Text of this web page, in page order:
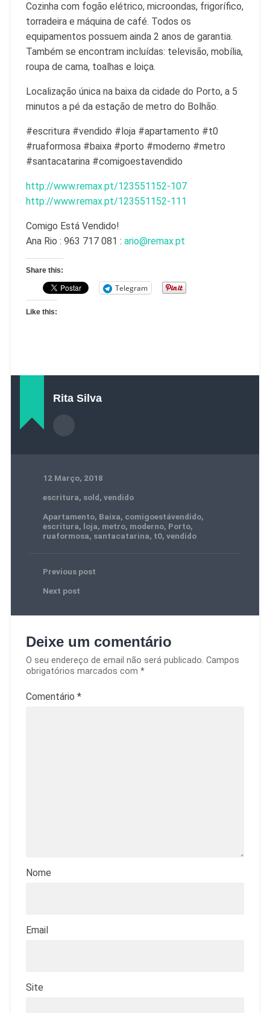
Cozinha com fogão elétrico, microondas, frigorífico,
torradeira e máquina de café. Todos os
equipamentos possuem ainda 2 anos de garantia.
Também se encontram incluídas: televisão, mobília,
roupa de cama, toalhas e loiça.
Localização única na baixa da cidade do Porto, a 5
minutos a pé da estação de metro do Bolhão.
#escritura #vendido #loja #apartamento #t0
#ruaformosa #baixa #porto #moderno #metro
#santacatarina #comigoestavendido
http://www.remax.pt/123551152-107
http://www.remax.pt/123551152-111
Comigo Está Vendido!
Ana Rio : 963 717 081 : ario@remax.pt
Share this:
Telegram
Like this:
Rita Silva
12 Março, 2018
escritura, sold, vendido
Apartamento, Baixa, comigoestávendido,
escritura, loja, metro, moderno, Porto,
ruaformosa, santacatarina, t0, vendido
Previous post
Next post
Deixe um comentário
O seu endereço de email não será publicado. Campos
obrigatórios marcados com *
Comentário *
Nome
Email
Site